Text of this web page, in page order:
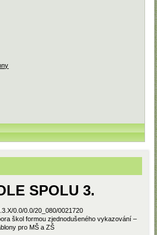
SPOLU 3.
0.0/0.0/20_080/0021720
škol formou zjednodušeného vykazování –
pro MŠ a ZŠ